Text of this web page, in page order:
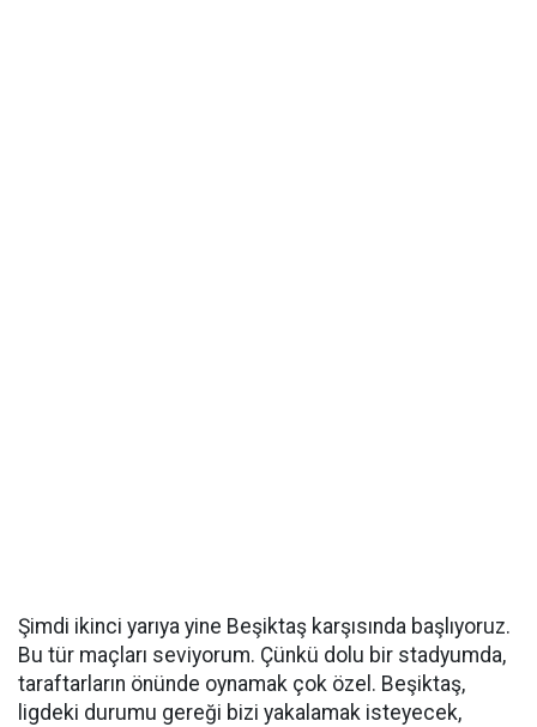
Şimdi ikinci yarıya yine Beşiktaş karşısında başlıyoruz.
Bu tür maçları seviyorum. Çünkü dolu bir stadyumda,
taraftarların önünde oynamak çok özel. Beşiktaş,
ligdeki durumu gereği bizi yakalamak isteyecek,